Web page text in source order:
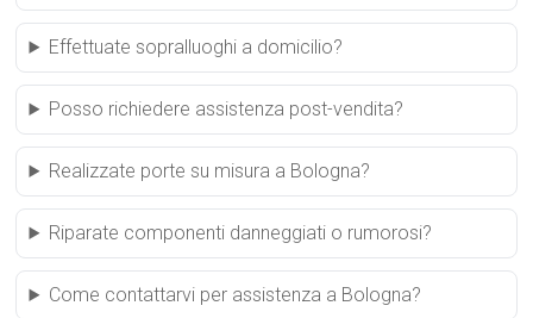
Effettuate sopralluoghi a domicilio?
Posso richiedere assistenza post-vendita?
Realizzate porte su misura a Bologna?
Riparate componenti danneggiati o rumorosi?
Come contattarvi per assistenza a Bologna?